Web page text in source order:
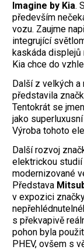
Imagine by Kia.
především
vozu. Zaujme
integrující
kaskáda displejů
Kia chce do
Další z velkých a
představila
Tentokrát se
jako
Výroba tohoto
Další rozvoj
elektrickou studií
modernizované
Představa
v expozici
s překvapivě
pohon byla
PHEV, ovšem s